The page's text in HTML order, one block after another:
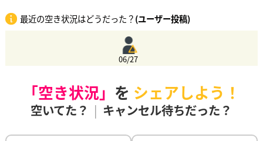
最近の空き状況はどうだった？(ユーザー投稿)
06/27
「空き状況」 を シェアしよう！
空いてた？ | キャンセル待ちだった？